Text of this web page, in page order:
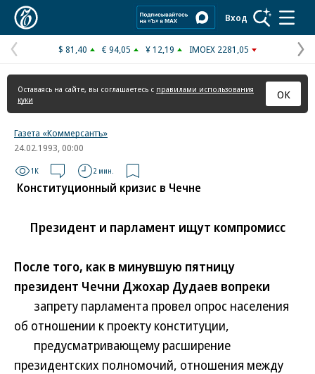
Вход
Предыдущая
страница
$ 81,40 € 94,05 ¥ 12,19 IMOEX 2281,05
Оставаясь на сайте, вы соглашаетесь с правилами использования
куки
ОК
Газета «Коммерсантъ»
24.02.1993, 00:00
1K 2 мин.
Конституционный кризис в Чечне
Президент и парламент ищут компромисс
После того, как в минувшую пятницу
президент Чечни Джохар Дудаев вопреки
запрету парламента провел опрос населения
об отношении к проекту конституции,
предусматривающему расширение
президентских полномочий, отношения между